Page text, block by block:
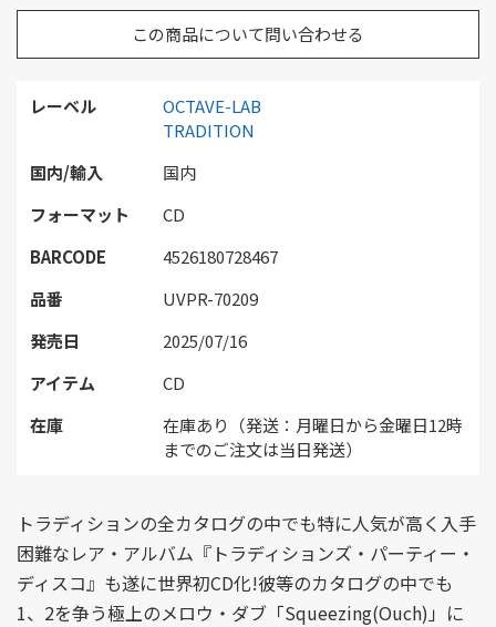
レーベル
OCTAVE-LAB
TRADITION
国内/輸入
国内
フォーマット
CD
BARCODE
4526180728467
品番
UVPR-70209
発売日
2025/07/16
アイテム
CD
在庫
在庫あり（発送：月曜日から金曜日12時
までのご注文は当日発送）
この商品について問い合わせる
トラディションの全カタログの中でも特に人気が高く入手
困難なレア・アルバム『トラディションズ・パーティー・
ディスコ』も遂に世界初CD化!彼等のカタログの中でも
1、2を争う極上のメロウ・ダブ「Squeezing(Ouch)」に